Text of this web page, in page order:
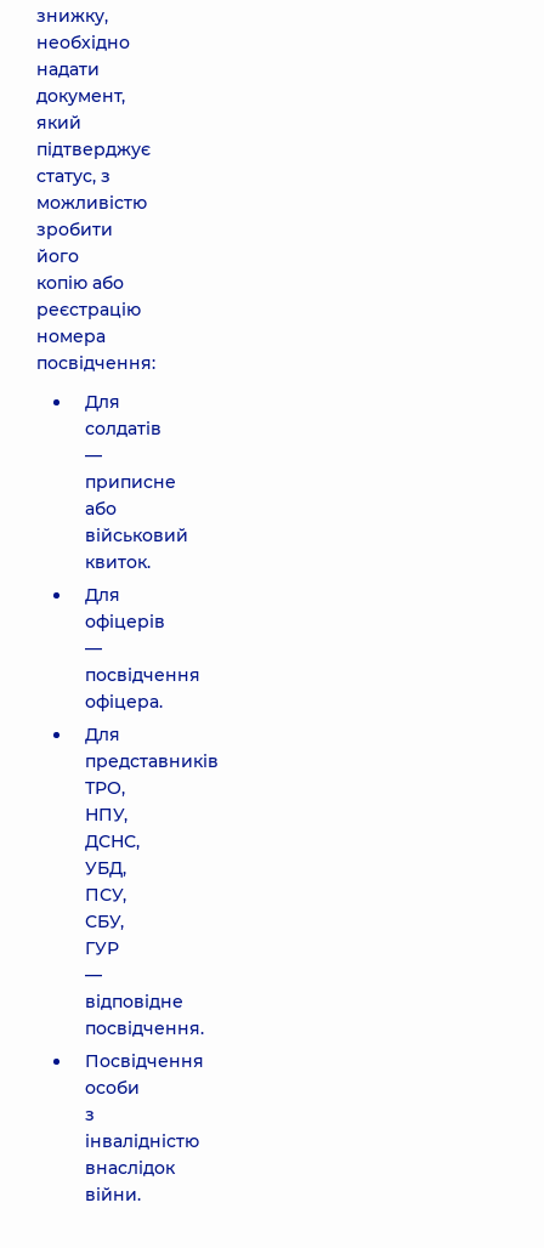
знижку,
необхідно
надати
документ,
який
підтверджує
статус, з
можливістю
зробити
його
копію або
реєстрацію
номера
посвідчення:
Для
солдатів
—
приписне
або
військовий
квиток.
Для
офіцерів
—
посвідчення
офіцера.
Для
представників
ТРО,
НПУ,
ДСНС,
УБД,
ПСУ,
СБУ,
ГУР
—
відповідне
посвідчення.
Посвідчення
особи
з
інвалідністю
внаслідок
війни.